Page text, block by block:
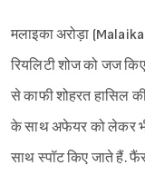
मलाइका अरोड़ा
रियलिटी शोज को जज
से काफी शोहरत हासिल
के साथ अफेयर को लेकर भी
साथ स्पॉट किए जाते हैं.